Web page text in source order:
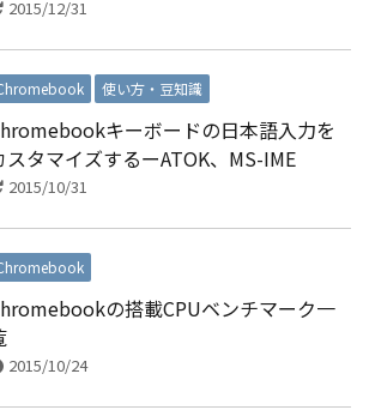
2015/12/31
使い方・豆知識
キーボードの日本語入力を
スタマイズするーATOK、MS-IME
2015/10/31
の搭載CPUベンチマーク一
2015/10/24